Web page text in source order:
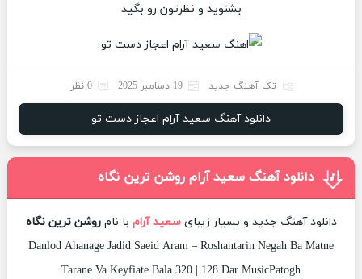
بشنوید و نظرتون رو بگید
تک آهنگ جدید 19 دسامبر 2025 0 نظر
دانلود آهنگ سعید آرام اعجاز دست تو
دانلود آهنگ سعید آرام روشن ترین نگاه
دانلود آهنگ جدید و بسیار زیبایسعید آرام با نامروشن ترین نگاه
Danlod Ahanage Jadid Saeid Aram – Roshantarin Negah Ba Matne
Tarane Va Keyfiate Bala 320 | 128 Dar MusicPatogh